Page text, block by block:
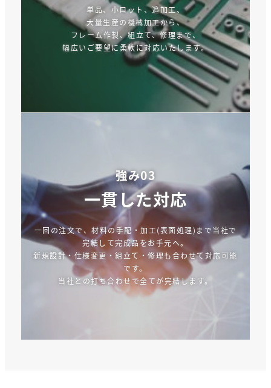
単品、小ロット、追加工、
大量生産の機械加工から、
フレーム作製、組立て、修理まで、
幅広いご要望に柔軟に対応いたします。
強み03
一貫した対応
一回の注文で、材料の手配・加工(表面処理)まで当社で
完結して完成品をお手元へ。
新規設計・仕様変更・組立て・修理も合わせて対応可能
です。
当社との打ち合わせで全てが完結します。